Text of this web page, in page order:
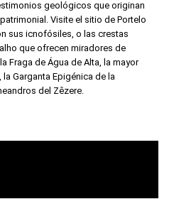
geológicos que originan
Visite el sitio de Portelo
sus icnofósiles, o las crestas
que ofrecen miradores de
Fraga de Água de Alta, la mayor
Garganta Epigénica de la
del Zêzere.